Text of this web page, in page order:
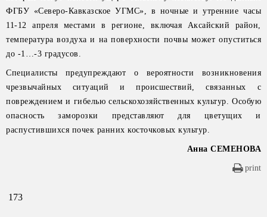
ФГБУ «Северо-Кавказское УГМС», в ночные и утренние часы
11-12 апреля местами в регионе, включая Аксайский район,
температура воздуха и на поверхности почвы может опуститься
до -1…-3 градусов.
Специалисты предупреждают о вероятности возникновения
чрезвычайных ситуаций и происшествий, связанных с
повреждением и гибелью сельскохозяйственных культур. Особую
опасность заморозки представляют для цветущих и
распустившихся почек ранних косточковых культур.
Анна СЕМЕНОВА
print
173